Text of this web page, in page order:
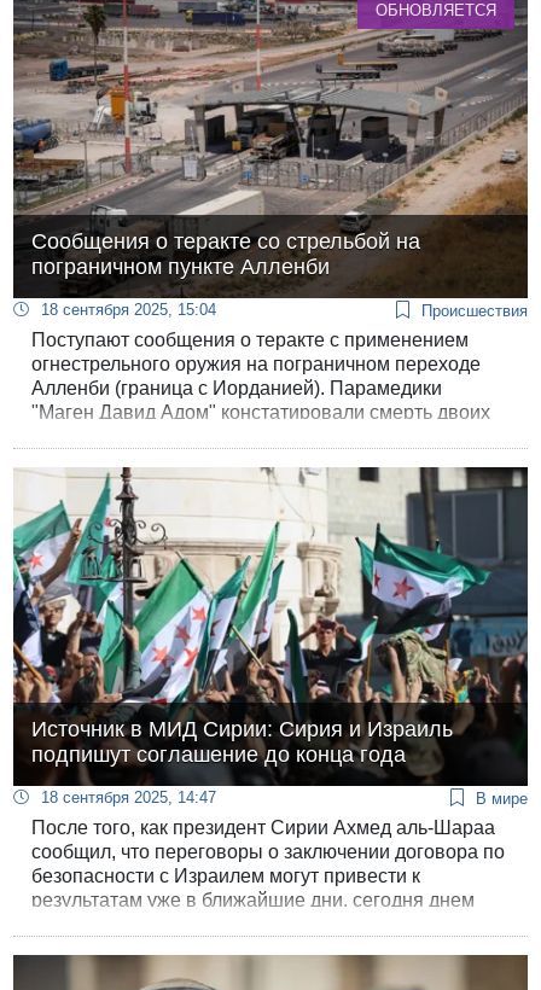
ОБНОВЛЯЕТСЯ
Сообщения о теракте со стрельбой на
пограничном пункте Алленби
18 сентября 2025, 15:04 Происшествия
Поступают сообщения о теракте с применением
огнестрельного оружия на пограничном переходе
Алленби (граница с Иорданией). Парамедики
"Маген Давид Адом" констатировали смерть двоих
Источник в МИД Сирии: Сирия и Израиль
подпишут соглашение до конца года
18 сентября 2025, 14:47 В мире
После того, как президент Сирии Ахмед аль-Шараа
сообщил, что переговоры о заключении договора по
безопасности с Израилем могут привести к
результатам уже в ближайшие дни, сегодня днем